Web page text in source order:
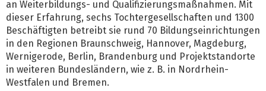
an Weiterbildungs- und Qualifizierungsmaßnahmen. Mit
dieser Erfahrung, sechs Tochtergesellschaften und 1300
Beschäftigten betreibt sie rund 70 Bildungseinrichtungen
in den Regionen Braunschweig, Hannover, Magdeburg,
Wernigerode, Berlin, Brandenburg und Projektstandorte
in weiteren Bundesländern, wie z. B. in Nordrhein-
Westfalen und Bremen.